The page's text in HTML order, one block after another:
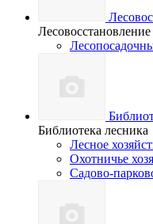
Лесовосстановление
Библиотека лесника
Лесное
Охотничье
Садово-